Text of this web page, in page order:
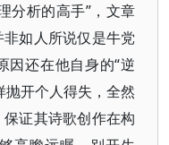
分析的高手”，文章
如人所说仅是牛党
因还在他自身的“逆
抛开个人得失，全然
证其诗歌创作在构